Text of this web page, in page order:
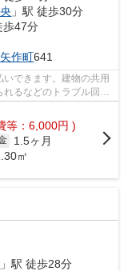
」駅 徒歩30分
歩47分
矢作町641
できます。建物の共用
るなどのトラブル回避
等：6,000円 )
1.5ヶ月
㎡
」駅 徒歩28分